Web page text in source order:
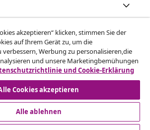
- www.vidaxl.at ist eine Webseite von
Marketplace Europe B.V.
akzeptieren“ klicken, stimmen Sie der
auf Ihrem Gerät zu, um die
Werbung zu personalisieren,die
und unsere Marketingbemühungen
und Cookie-Erklärung
Cookies akzeptieren
Alle ablehnen